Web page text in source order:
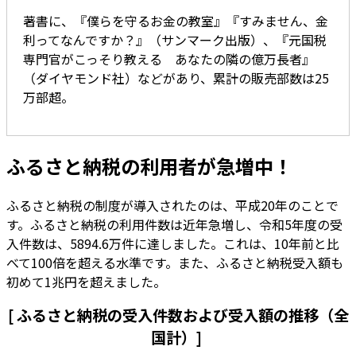
著書に、『僕らを守るお金の教室』『すみません、金
利ってなんですか？』（サンマーク出版）、『元国税
専門官がこっそり教える あなたの隣の億万長者』
（ダイヤモンド社）などがあり、累計の販売部数は25
万部超。
ふるさと納税の利用者が急増中！
ふるさと納税の制度が導入されたのは、平成20年のことで
す。ふるさと納税の利用件数は近年急増し、令和5年度の受
入件数は、5894.6万件に達しました。これは、10年前と比
べて100倍を超える水準です。また、ふるさと納税受入額も
初めて1兆円を超えました。
[ ふるさと納税の受入件数および受入額の推移（全
国計）]